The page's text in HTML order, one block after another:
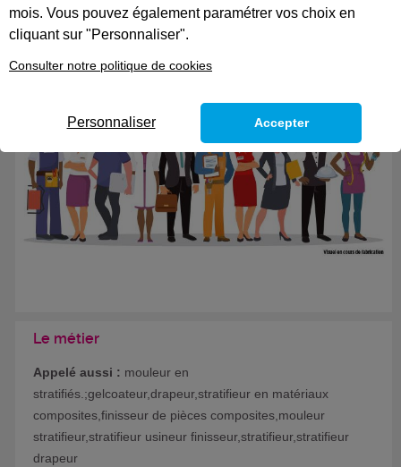
CODES
Le métier
Appelé aussi : mouleur en
stratifiés.;gelcoateur,drapeur,stratifieur en matériaux
composites,finisseur de pièces composites,mouleur
stratifieur,stratifieur usineur finisseur,stratifieur,stratifieur
drapeur
mois. Vous pouvez également paramétrer vos choix en
cliquant sur "Personnaliser".
Consulter notre politique de cookies
Personnaliser Accepter